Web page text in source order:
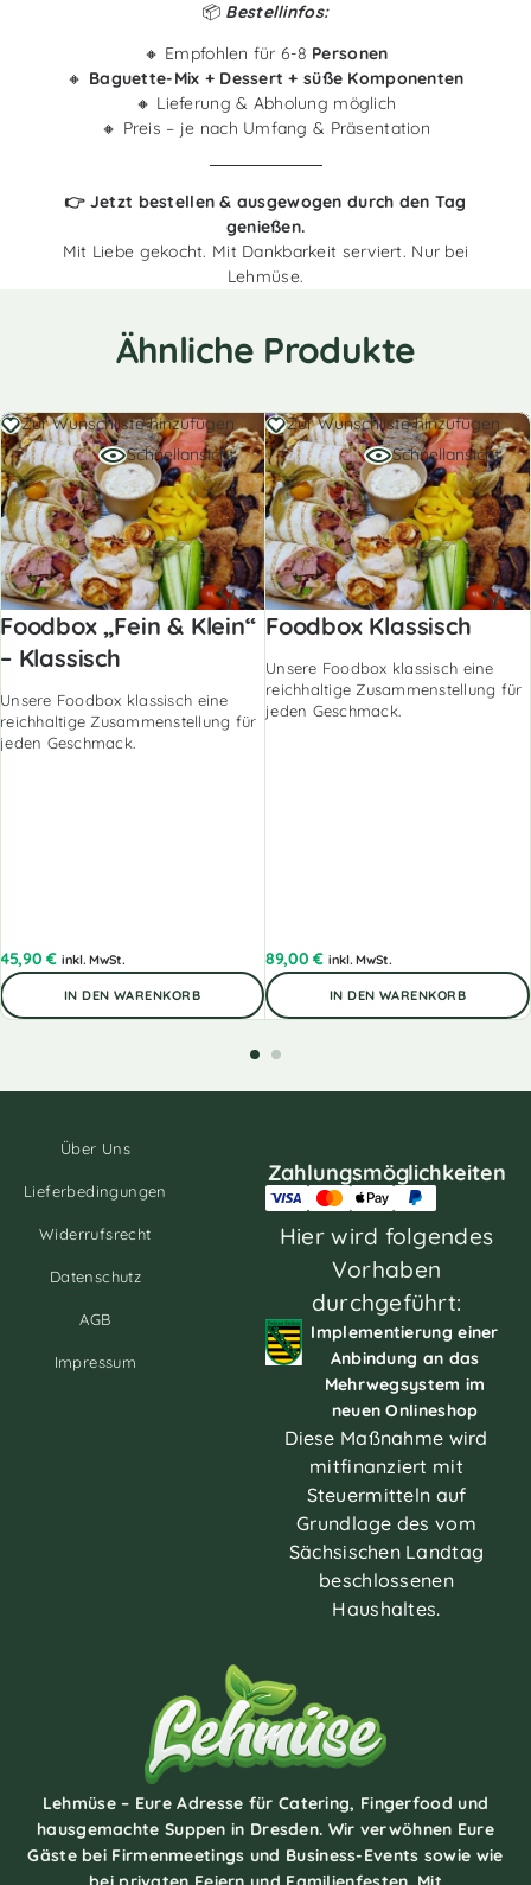
📦 Bestellinfos:
🔸 Empfohlen für 6-8 Personen
🔸 Baguette-Mix + Dessert + süße Komponenten
🔸 Lieferung & Abholung möglich
🔸 Preis – je nach Umfang & Präsentation
👉 Jetzt bestellen & ausgewogen durch den Tag
genießen.
Mit Liebe gekocht. Mit Dankbarkeit serviert. Nur bei
Lehmüse.
Ähnliche Produkte
Zur Wunschliste hinzufügen
Schnellansicht
Foodbox „Fein & Klein“
– Klassisch
Unsere Foodbox klassisch eine
reichhaltige Zusammenstellung für
jeden Geschmack.
45,90€ inkl. MwSt.
IN DEN WARENKORB
Zur Wunschliste hinzufügen
Schnellansicht
Foodbox Klassisch
Unsere Foodbox klassisch eine
reichhaltige Zusammenstellung für
jeden Geschmack.
89,00€ inkl. MwSt.
IN DEN WARENKORB
Über Uns
Lieferbedingungen
Widerrufsrecht
Datenschutz
AGB
Impressum
Zahlungsmöglichkeiten
Hier wird folgendes
Vorhaben
durchgeführt:
Implementierung einer
Anbindung an das
Mehrwegsystem im
neuen Onlineshop
Diese Maßnahme wird
mitfinanziert mit
Steuermitteln auf
Grundlage des vom
Sächsischen Landtag
beschlossenen
Haushaltes.
Lehmüse – Eure Adresse für Catering, Fingerfood und
hausgemachte Suppen in Dresden. Wir verwöhnen Eure
Gäste bei Firmenmeetings und Business-Events sowie wie